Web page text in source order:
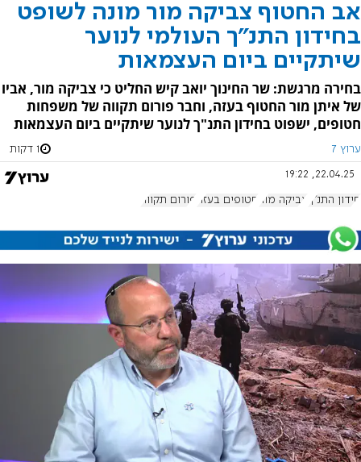
אב החטוף צביקה מור מונה לשופט
בחידון התנ"ך העולמי לנוער
שיתקיים ביום העצמאות
בחירה מרגשת: שר החינוך יואב קיש החליט כי צביקה מור, אביו
של איתן מור החטוף בעזה, וחבר פורום תקווה של משפחות
חטופים, ישפוט בחידון התנ"ך לנוער שיתקיים ביום העצמאות
ערוץ 7 1 דקות
22.04.25, 19:22
חידון התנ"ך צביקה מור חטופים בעזה פורום תקווה